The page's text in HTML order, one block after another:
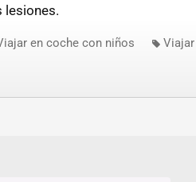
lesiones.
en coche con niños